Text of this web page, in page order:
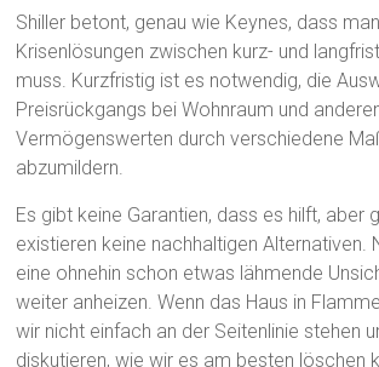
Shiller betont, genau wie Keynes, dass
Krisenlösungen zwischen kurz- und
muss. Kurzfristig ist es notwendig, die
Preisrückgangs bei Wohnraum und
Vermögenswerten durch verschiedene
abzumildern.
Es gibt keine Garantien, dass es hilft, aber
existieren keine nachhaltigen Alternativen.
eine ohnehin schon etwas lähmende
weiter anheizen. Wenn das Haus in
wir nicht einfach an der Seitenlinie stehen
diskutieren, wie wir es am besten löschen